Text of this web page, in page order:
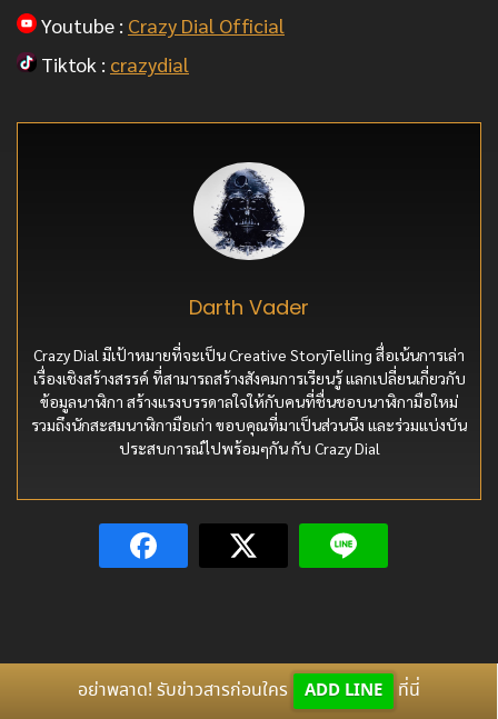
Youtube : Crazy Dial Official
Tiktok : crazydial
Darth Vader
Crazy Dial มีเป้าหมายที่จะเป็น Creative StoryTelling สื่อเน้นการเล่า
เรื่องเชิงสร้างสรรค์ ที่สามารถสร้างสังคมการเรียนรู้ แลกเปลี่ยนเกี่ยวกับ
ข้อมูลนาฬิกา สร้างแรงบรรดาลใจให้กับคนที่ชื่นชอบนาฬิกามือใหม่
รวมถึงนักสะสมนาฬิกามือเก่า ขอบคุณที่มาเป็นส่วนนึง และร่วมแบ่งบัน
ประสบการณ์ไปพร้อมๆกัน กับ Crazy Dial
อย่าพลาด! รับข่าวสารก่อนใคร ADD LINE ที่นี่